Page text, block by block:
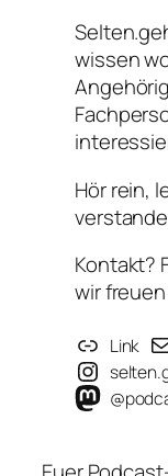
wissen
Hör rein,
Kontakt?
wir
Link